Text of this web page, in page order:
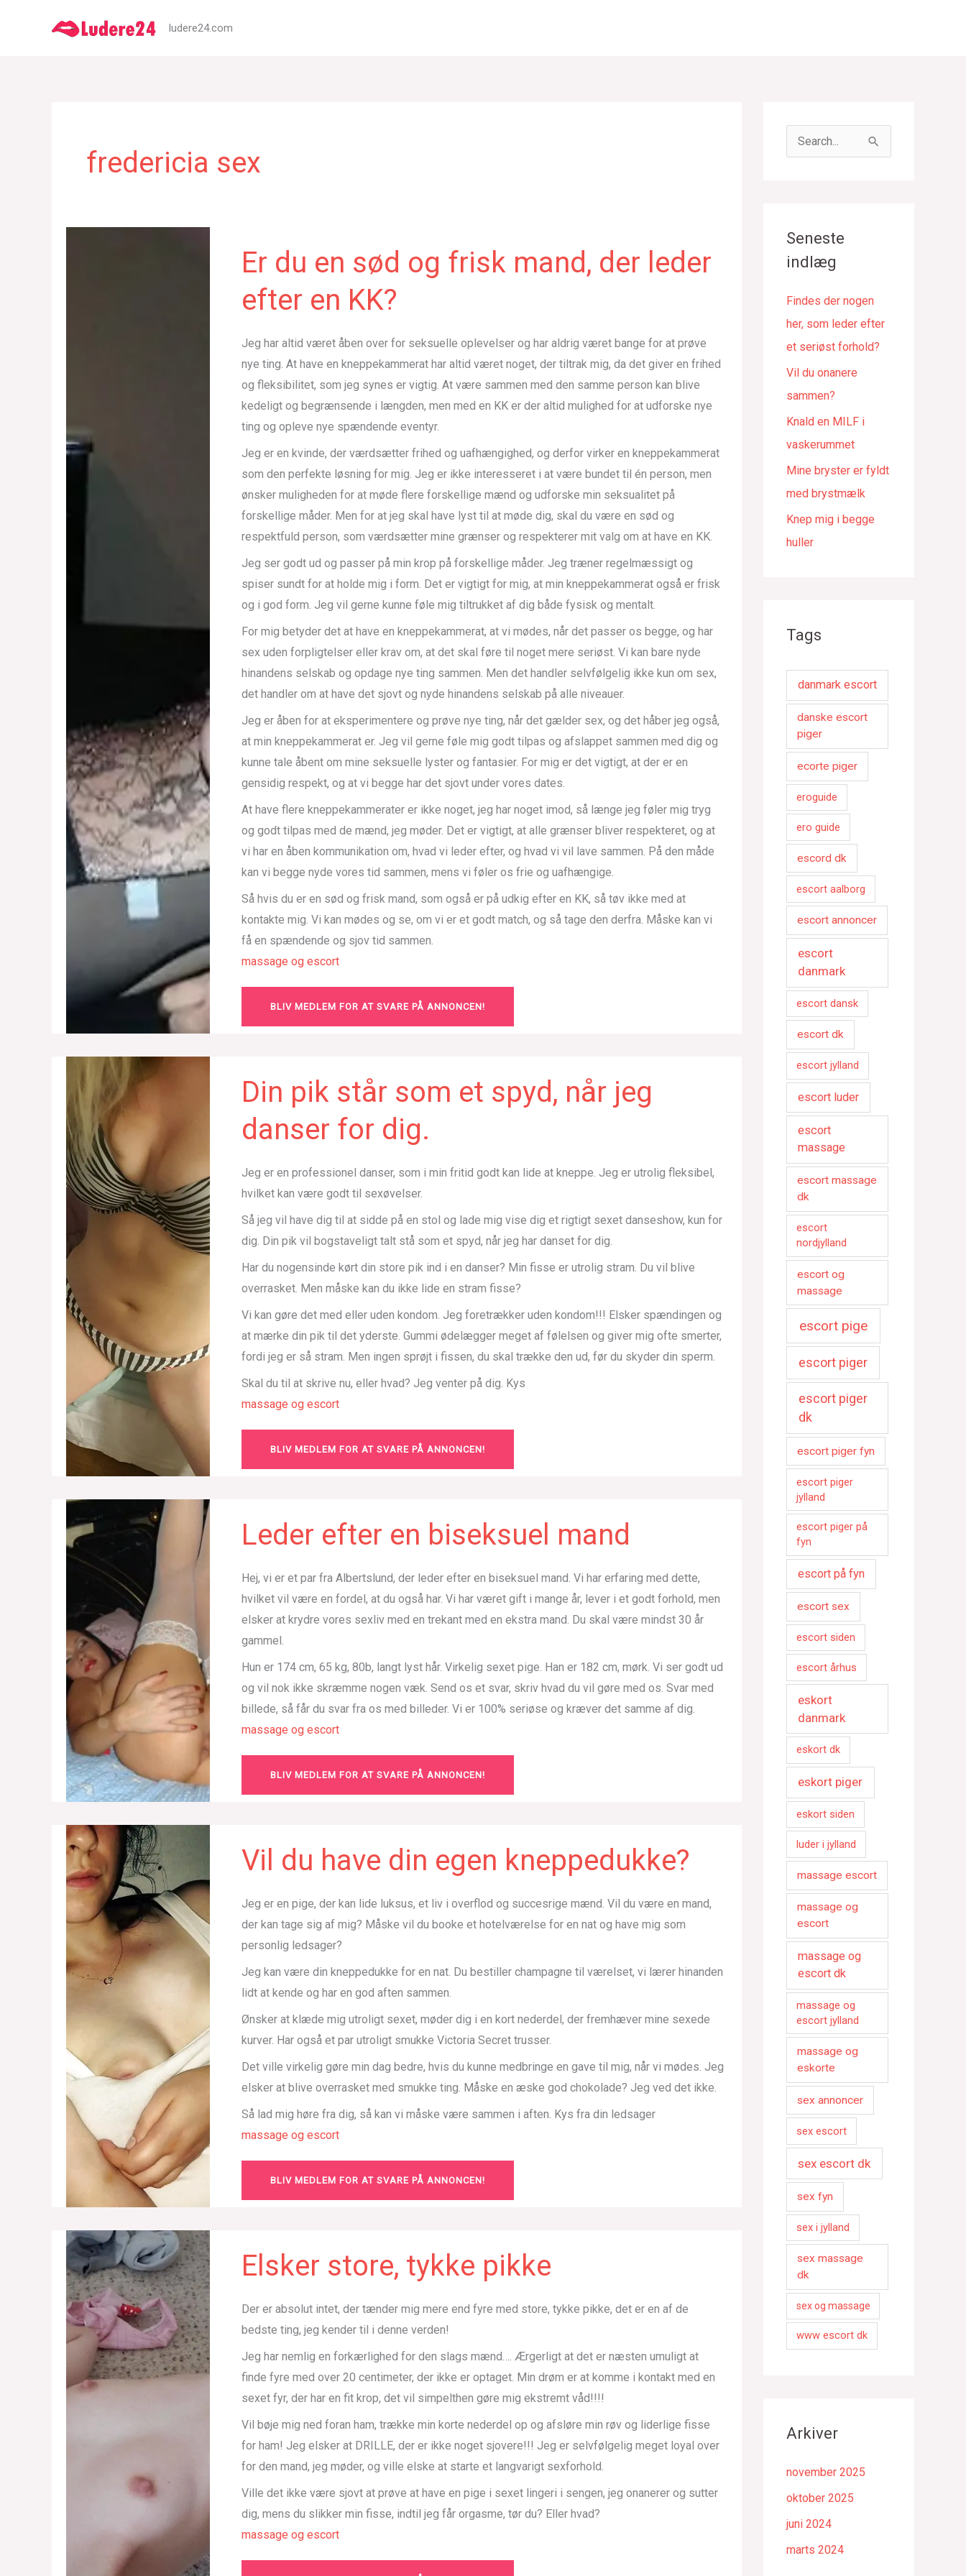
ludere24.com
fredericia sex
Er du en sød og frisk mand, der leder
efter en KK?
Jeg har altid været åben over for seksuelle oplevelser og har aldrig været bange for at prøve
nye ting. At have en kneppekammerat har altid været noget, der tiltrak mig, da det giver en frihed
og fleksibilitet, som jeg synes er vigtig. At være sammen med den samme person kan blive
kedeligt og begrænsende i længden, men med en KK er der altid mulighed for at udforske nye
ting og opleve nye spændende eventyr.
Jeg er en kvinde, der værdsætter frihed og uafhængighed, og derfor virker en kneppekammerat
som den perfekte løsning for mig. Jeg er ikke interesseret i at være bundet til én person, men
ønsker muligheden for at møde flere forskellige mænd og udforske min seksualitet på
forskellige måder. Men for at jeg skal have lyst til at møde dig, skal du være en sød og
respektfuld person, som værdsætter mine grænser og respekterer mit valg om at have en KK.
Jeg ser godt ud og passer på min krop på forskellige måder. Jeg træner regelmæssigt og
spiser sundt for at holde mig i form. Det er vigtigt for mig, at min kneppekammerat også er frisk
og i god form. Jeg vil gerne kunne føle mig tiltrukket af dig både fysisk og mentalt.
For mig betyder det at have en kneppekammerat, at vi mødes, når det passer os begge, og har
sex uden forpligtelser eller krav om, at det skal føre til noget mere seriøst. Vi kan bare nyde
hinandens selskab og opdage nye ting sammen. Men det handler selvfølgelig ikke kun om sex,
det handler om at have det sjovt og nyde hinandens selskab på alle niveauer.
Jeg er åben for at eksperimentere og prøve nye ting, når det gælder sex, og det håber jeg også,
at min kneppekammerat er. Jeg vil gerne føle mig godt tilpas og afslappet sammen med dig og
kunne tale åbent om mine seksuelle lyster og fantasier. For mig er det vigtigt, at der er en
gensidig respekt, og at vi begge har det sjovt under vores dates.
At have flere kneppekammerater er ikke noget, jeg har noget imod, så længe jeg føler mig tryg
og godt tilpas med de mænd, jeg møder. Det er vigtigt, at alle grænser bliver respekteret, og at
vi har en åben kommunikation om, hvad vi leder efter, og hvad vi vil lave sammen. På den måde
kan vi begge nyde vores tid sammen, mens vi føler os frie og uafhængige.
Så hvis du er en sød og frisk mand, som også er på udkig efter en KK, så tøv ikke med at
kontakte mig. Vi kan mødes og se, om vi er et godt match, og så tage den derfra. Måske kan vi
få en spændende og sjov tid sammen.
massage og escort
BLIV MEDLEM FOR AT SVARE PÅ ANNONCEN!
Din pik står som et spyd, når jeg
danser for dig.
Jeg er en professionel danser, som i min fritid godt kan lide at kneppe. Jeg er utrolig fleksibel,
hvilket kan være godt til sexøvelser.
Så jeg vil have dig til at sidde på en stol og lade mig vise dig et rigtigt sexet danseshow, kun for
dig. Din pik vil bogstaveligt talt stå som et spyd, når jeg har danset for dig.
Har du nogensinde kørt din store pik ind i en danser? Min fisse er utrolig stram. Du vil blive
overrasket. Men måske kan du ikke lide en stram fisse?
Vi kan gøre det med eller uden kondom. Jeg foretrækker uden kondom!!! Elsker spændingen og
at mærke din pik til det yderste. Gummi ødelægger meget af følelsen og giver mig ofte smerter,
fordi jeg er så stram. Men ingen sprøjt i fissen, du skal trække den ud, før du skyder din sperm.
Skal du til at skrive nu, eller hvad? Jeg venter på dig. Kys
massage og escort
BLIV MEDLEM FOR AT SVARE PÅ ANNONCEN!
Leder efter en biseksuel mand
Hej, vi er et par fra Albertslund, der leder efter en biseksuel mand. Vi har erfaring med dette,
hvilket vil være en fordel, at du også har. Vi har været gift i mange år, lever i et godt forhold, men
elsker at krydre vores sexliv med en trekant med en ekstra mand. Du skal være mindst 30 år
gammel.
Hun er 174 cm, 65 kg, 80b, langt lyst hår. Virkelig sexet pige. Han er 182 cm, mørk. Vi ser godt ud
og vil nok ikke skræmme nogen væk. Send os et svar, skriv hvad du vil gøre med os. Svar med
billede, så får du svar fra os med billeder. Vi er 100% seriøse og kræver det samme af dig.
massage og escort
BLIV MEDLEM FOR AT SVARE PÅ ANNONCEN!
Vil du have din egen kneppedukke?
Jeg er en pige, der kan lide luksus, et liv i overflod og succesrige mænd. Vil du være en mand,
der kan tage sig af mig? Måske vil du booke et hotelværelse for en nat og have mig som
personlig ledsager?
Jeg kan være din kneppedukke for en nat. Du bestiller champagne til værelset, vi lærer hinanden
lidt at kende og har en god aften sammen.
Ønsker at klæde mig utroligt sexet, møder dig i en kort nederdel, der fremhæver mine sexede
kurver. Har også et par utroligt smukke Victoria Secret trusser.
Det ville virkelig gøre min dag bedre, hvis du kunne medbringe en gave til mig, når vi mødes. Jeg
elsker at blive overrasket med smukke ting. Måske en æske god chokolade? Jeg ved det ikke.
Så lad mig høre fra dig, så kan vi måske være sammen i aften. Kys fra din ledsager
massage og escort
BLIV MEDLEM FOR AT SVARE PÅ ANNONCEN!
Elsker store, tykke pikke
Der er absolut intet, der tænder mig mere end fyre med store, tykke pikke, det er en af de
bedste ting, jeg kender til i denne verden!
Jeg har nemlig en forkærlighed for den slags mænd…. Ærgerligt at det er næsten umuligt at
finde fyre med over 20 centimeter, der ikke er optaget. Min drøm er at komme i kontakt med en
sexet fyr, der har en fit krop, det vil simpelthen gøre mig ekstremt våd!!!!
Vil bøje mig ned foran ham, trække min korte nederdel op og afsløre min røv og liderlige fisse
for ham! Jeg elsker at DRILLE, der er ikke noget sjovere!!! Jeg er selvfølgelig meget loyal over
for den mand, jeg møder, og ville elske at starte et langvarigt sexforhold.
Ville det ikke være sjovt at prøve at have en pige i sexet lingeri i sengen, jeg onanerer og sutter
dig, mens du slikker min fisse, indtil jeg får orgasme, tør du? Eller hvad?
massage og escort
ø
r
:
Seneste
indlæg
Findes der nogen
her, som leder efter
et seriøst forhold?
Vil du onanere
sammen?
Knald en MILF i
vaskerummet
Mine bryster er fyldt
med brystmælk
Knep mig i begge
huller
Tags
danmark escort
danske escort
piger
ecorte piger
eroguide
ero guide
escord dk
escort aalborg
escort annoncer
escort
danmark
escort dansk
escort dk
escort jylland
escort luder
escort
massage
escort massage
dk
escort
nordjylland
escort og
massage
escort pige
escort piger
escort piger
dk
escort piger fyn
escort piger
jylland
escort piger på
fyn
escort på fyn
escort sex
escort siden
escort århus
eskort
danmark
eskort dk
eskort piger
eskort siden
luder i jylland
massage escort
massage og
escort
massage og
escort dk
massage og
escort jylland
massage og
eskorte
sex annoncer
sex escort
sex escort dk
sex fyn
sex i jylland
sex massage
dk
sex og massage
www escort dk
Arkiver
november 2025
oktober 2025
juni 2024
marts 2024